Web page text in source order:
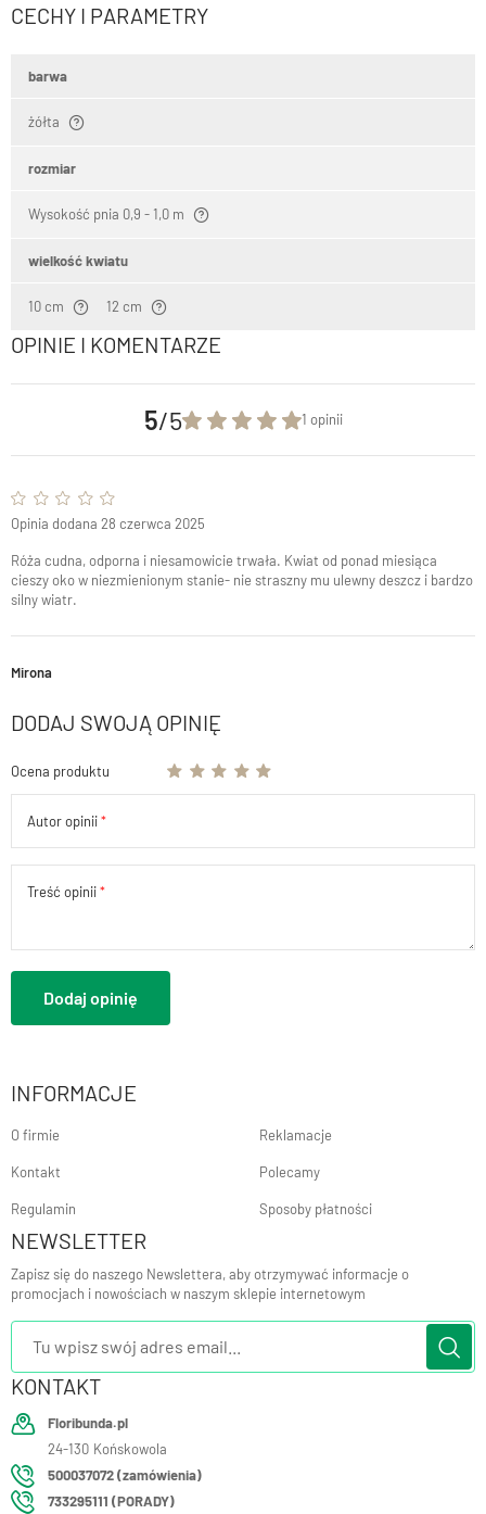
CECHY I PARAMETRY
barwa
żółta
rozmiar
Wysokość pnia 0,9 - 1,0 m
wielkość kwiatu
10 cm 12 cm
OPINIE I KOMENTARZE
5/5 1 opinii
Róża cudna, odporna i niesamowicie trwała. Kwiat od ponad miesiąca
cieszy oko w niezmienionym stanie- nie straszny mu ulewny deszcz i bardzo
silny wiatr.
Mirona
Opinia dodana 28 czerwca 2025
DODAJ SWOJĄ OPINIĘ
Ocena produktu
Autor opinii
Treść opinii
Dodaj opinię
INFORMACJE
O firmie
Kontakt
Regulamin
Reklamacje
Polecamy
Sposoby płatności
NEWSLETTER
Zapisz się do naszego Newslettera, aby otrzymywać informacje o
promocjach i nowościach w naszym sklepie internetowym
KONTAKT
Floribunda.pl
24-130 Końskowola
500037072 (zamówienia)
733295111 (PORADY)